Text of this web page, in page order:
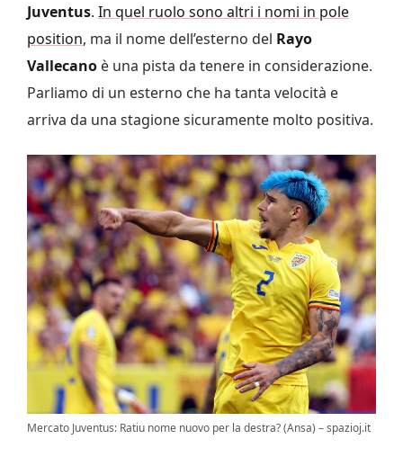
Juventus. In quel ruolo sono altri i nomi in pole
position, ma il nome dell’esterno del Rayo
Vallecano è una pista da tenere in considerazione.
Parliamo di un esterno che ha tanta velocità e
arriva da una stagione sicuramente molto positiva.
Mercato Juventus: Ratiu nome nuovo per la destra? (Ansa) – spazioj.it